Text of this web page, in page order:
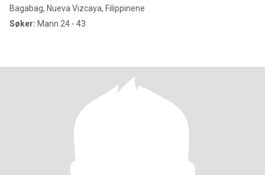
Bagabag, Nueva Vizcaya, Filippinene
Søker: Mann 24 - 43